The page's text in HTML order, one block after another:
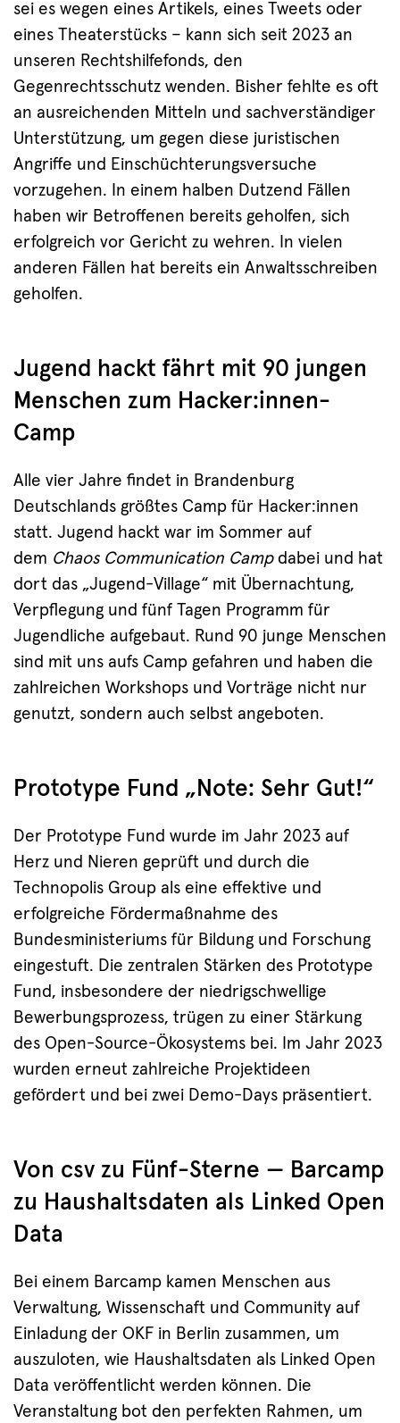
sei es wegen eines Artikels, eines Tweets oder
eines Theaterstücks – kann sich seit 2023 an
unseren Rechtshilfefonds, den
Gegenrechtsschutz wenden. Bisher fehlte es oft
an ausreichenden Mitteln und sachverständiger
Unterstützung, um gegen diese juristischen
Angriffe und Einschüchterungsversuche
vorzugehen. In einem halben Dutzend Fällen
haben wir Betroffenen bereits geholfen, sich
erfolgreich vor Gericht zu wehren. In vielen
anderen Fällen hat bereits ein Anwaltsschreiben
geholfen.
Jugend hackt fährt mit 90 jungen
Menschen zum Hacker:innen-
Camp
Alle vier Jahre findet in Brandenburg
Deutschlands größtes Camp für Hacker:innen
statt. Jugend hackt war im Sommer auf
dem Chaos Communication Campdabei und hat
dort das „Jugend-Village“ mit Übernachtung,
Verpflegung und fünf Tagen Programm für
Jugendliche aufgebaut. Rund 90 junge Menschen
sind mit uns aufs Camp gefahren und haben die
zahlreichen Workshops und Vorträge nicht nur
genutzt, sondern auch selbst angeboten.
Prototype Fund „Note: Sehr Gut!“
Der Prototype Fund wurde im Jahr 2023 auf
Herz und Nieren geprüft und durch die
Technopolis Group als eine effektive und
erfolgreiche Fördermaßnahme des
Bundesministeriums für Bildung und Forschung
eingestuft. Die zentralen Stärken des Prototype
Fund, insbesondere der niedrigschwellige
Bewerbungsprozess, trügen zu einer Stärkung
des Open-Source-Ökosystems bei. Im Jahr 2023
wurden erneut zahlreiche Projektideen
gefördert und bei zwei Demo-Days präsentiert.
Von csv zu Fünf-Sterne — Barcamp
zu Haushaltsdaten als Linked Open
Data
Bei einem Barcamp kamen Menschen aus
Verwaltung, Wissenschaft und Community auf
Einladung der OKF in Berlin zusammen, um
auszuloten, wie Haushaltsdaten als Linked Open
Data veröffentlicht werden können. Die
Veranstaltung bot den perfekten Rahmen, um